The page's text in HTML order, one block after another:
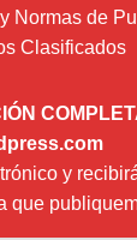
Normas de
Clasificados
y
que